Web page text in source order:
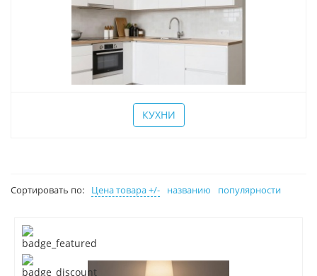
КУХНИ
Сортировать по: Цена товара +/- названию популярности